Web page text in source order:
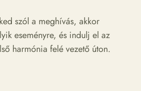
szól a meghívás, akkor
eseményre, és indulj el az
harmónia felé vezető úton.